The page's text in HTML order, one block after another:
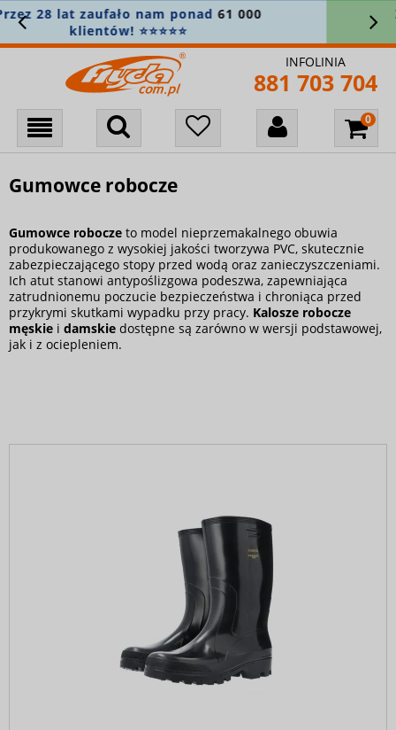
Zamówienie powyżej 400 zł? Wysyłkę
bierzemy na siebie! 🚚
INFOLINIA
881 703 704
Gumowce robocze
Gumowce robocze to model nieprzemakalnego obuwia
produkowanego z wysokiej jakości tworzywa PVC, skutecznie
zabezpieczającego stopy przed wodą oraz zanieczyszczeniami.
Ich atut stanowi antypoślizgowa podeszwa, zapewniająca
zatrudnionemu poczucie bezpieczeństwa i chroniąca przed
przykrymi skutkami wypadku przy pracy. Kalosze robocze
męskie i damskie dostępne są zarówno w wersji podstawowej,
jak i z ociepleniem.